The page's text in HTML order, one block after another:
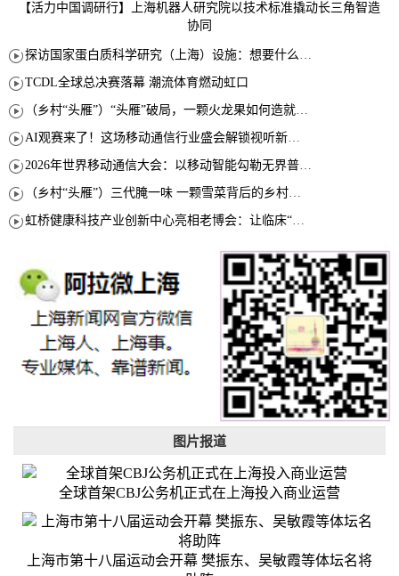
【活力中国调研行】上海机器人研究院以技术标准撬动长三角智造
协同
探访国家蛋白质科学研究（上海）设施：想要什么蛋白 AI直接设计合成
TCDL全球总决赛落幕 潮流体育燃动虹口
（乡村“头雁”）“头雁”破局，一颗火龙果如何造就沪上乡村特色产业化路径
AI观赛来了！这场移动通信行业盛会解锁视听新玩法
2026年世界移动通信大会：以移动智能勾勒无界普惠新愿景
（乡村“头雁”）三代腌一味 一颗雪菜背后的乡村致富经
虹桥健康科技产业创新中心亮相老博会：让临床“需求”定义银发经济新生态
图片报道
全球首架CBJ公务机正式在上海投入商业运营
上海市第十八届运动会开幕 樊振东、吴敏霞等体坛名将